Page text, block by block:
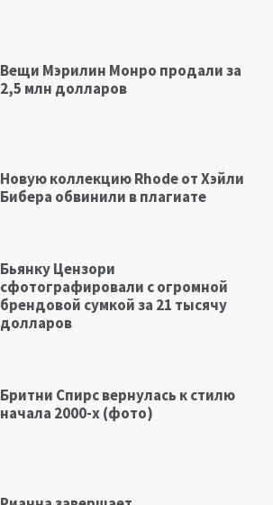
Вещи Мэрилин Монро продали за
2,5 млн долларов
Новую коллекцию Rhode от Хэйли
Бибера обвинили в плагиате
Бьянку Цензори
сфотографировали с огромной
брендовой сумкой за 21 тысячу
долларов
Бритни Спирс вернулась к стилю
начала 2000-х (фото)